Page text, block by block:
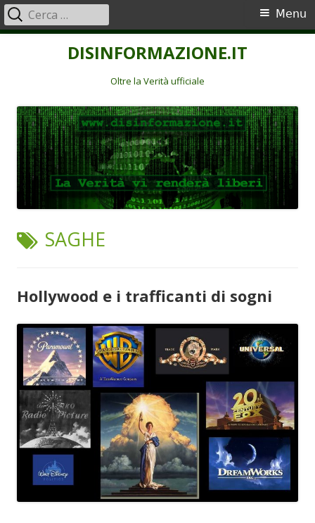
DISINFORMAZIONE.IT
Oltre la Verità ufficiale
Menu
principale
Menu
Ricerca
per:
TAG:
SAGHE
Hollywood e i trafficanti di sogni